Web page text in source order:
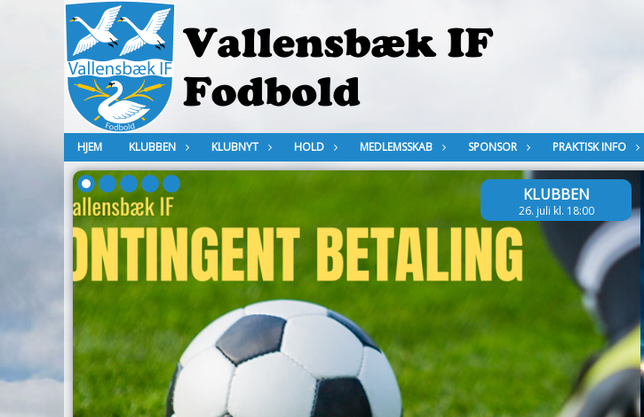
HJEM KLUBBEN KLUBNYT HOLD MEDLEMSSKAB SPONSOR PRAKTISK INFO